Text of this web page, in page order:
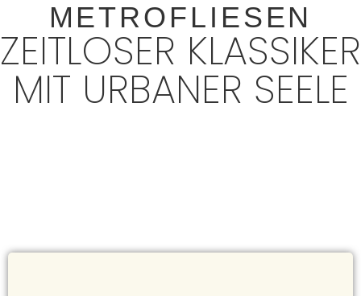
ZEITLOSER KLASSIKER
MIT URBANER SEELE
METROFLIESEN